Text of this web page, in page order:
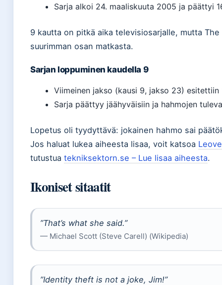
Sarja alkoi 24. maaliskuuta 2005 ja päättyi
9 kautta on pitkä aika televisiosarjalle, mutta
suurimman osan matkasta.
Sarjan loppuminen kaudella 9
Viimeinen jakso (kausi 9, jakso 23)
Sarja päättyy jäähyväisiin ja hahmojen
Lopetus oli tyydyttävä: jokainen hahmo sai
Jos haluat lukea aiheesta lisaa, voit katsoa
tutustua tekniksektorn.se – Lue lisaa aiheesta.
Ikoniset sitaatit
”That’s what she said.”
— Michael Scott (Steve Carell) (Wikipedia)
”Identity theft is not a joke, Jim!”